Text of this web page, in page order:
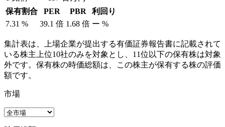
保有割合
PER PBR
利回り
7.31 % 39.1 倍 1.68 倍 ー %
集計表は、上場企業が提出する有価証券報告書に記載されて
いる株主上位10社のみを対象とし、11位以下の保有株は対象
外です。保有株の時価総額は、この株主が保有する株の評価
額です。
市場